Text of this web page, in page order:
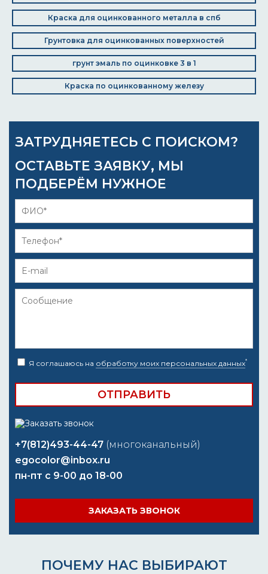
Краска для оцинкованного металла в спб
Грунтовка для оцинкованных поверхностей
грунт эмаль по оцинковке 3 в 1
Краска по оцинкованному железу
ЗАТРУДНЯЕТЕСЬ С ПОИСКОМ?
ОСТАВЬТЕ ЗАЯВКУ, МЫ
ПОДБЕРЁМ НУЖНОЕ
Я соглашаюсь на обработку моих персональных данных*
+7(812)493-44-47 (многоканальный)
egocolor@inbox.ru
пн-пт с 9-00 до 18-00
ЗАКАЗАТЬ ЗВОНОК
ПОЧЕМУ НАС ВЫБИРАЮТ